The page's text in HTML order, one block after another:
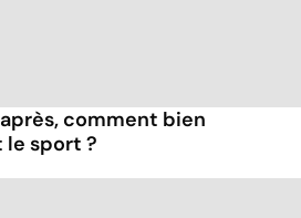
comment bien
sport ?